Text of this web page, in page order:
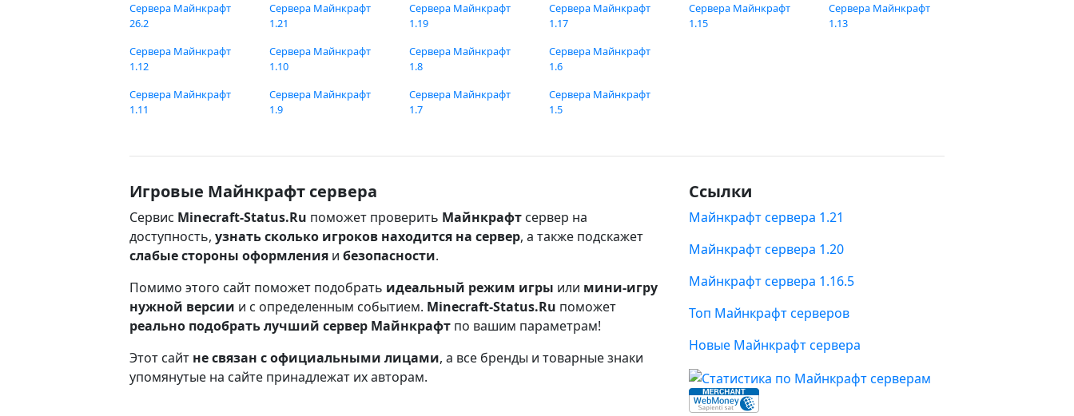
Сервера Майнкрафт
26.2
Сервера Майнкрафт
1.21
Сервера Майнкрафт
1.19
Сервера Майнкрафт
1.17
Сервера Майнкрафт
1.15
Сервера Майнкрафт
1.13
Сервера Майнкрафт
1.12
Сервера Майнкрафт
1.11
Сервера Майнкрафт
1.10
Сервера Майнкрафт
1.9
Сервера Майнкрафт
1.8
Сервера Майнкрафт
1.7
Сервера Майнкрафт
1.6
Сервера Майнкрафт
1.5
Игровые Майнкрафт сервера
Сервис Minecraft-Status.Ru поможет проверить Майнкрафт сервер на
доступность, узнать сколько игроков находится на сервер, а также подскажет
слабые стороны оформления и безопасности.
Помимо этого сайт поможет подобрать идеальный режим игры или мини-игру
нужной версии и с определенным событием. Minecraft-Status.Ru поможет
реально подобрать лучший сервер Майнкрафт по вашим параметрам!
Этот сайт не связан с официальными лицами, а все бренды и товарные знаки
упомянутые на сайте принадлежат их авторам.
Ссылки
Майнкрафт сервера 1.21
Майнкрафт сервера 1.20
Майнкрафт сервера 1.16.5
Топ Майнкрафт серверов
Новые Майнкрафт сервера